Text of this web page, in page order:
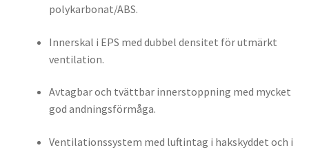
polykarbonat/ABS.
Innerskal i EPS med dubbel densitet för utmärkt
ventilation.
Avtagbar och tvättbar innerstoppning med mycket
god andningsförmåga.
Ventilationssystem med luftintag i hakskyddet och i